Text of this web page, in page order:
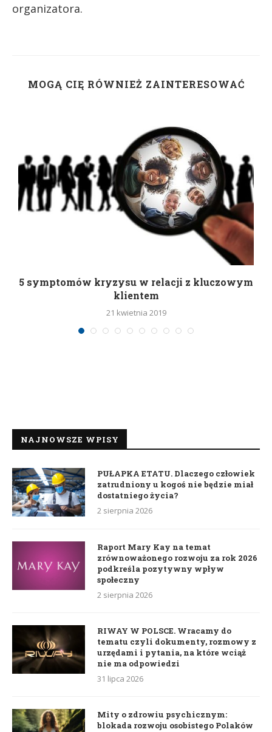
organizatora.
MOGĄ CIĘ RÓWNIEŻ ZAINTERESOWAĆ
5 symptomów kryzysu w relacji z kluczowym
klientem
21 kwietnia 2019
NAJNOWSZE WPISY
PUŁAPKA ETATU. Dlaczego człowiek
zatrudniony u kogoś nie będzie miał
dostatniego życia?
2 sierpnia 2026
Raport Mary Kay na temat
zrównoważonego rozwoju za rok 2026
podkreśla pozytywny wpływ
społeczny
2 sierpnia 2026
RIWAY W POLSCE. Wracamy do
tematu czyli dokumenty, rozmowy z
urzędami i pytania, na które wciąż
nie ma odpowiedzi
31 lipca 2026
Mity o zdrowiu psychicznym:
blokada rozwoju osobistego Polaków